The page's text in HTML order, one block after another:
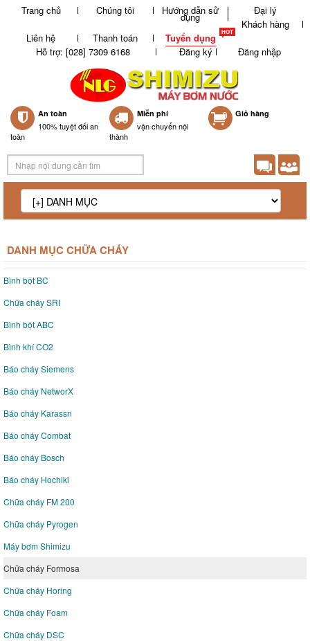
Trang chủ Chúng tôi Hướng dẫn sử
dụng
Đại lý
Khách hàng
Liên hệ
Thanh toán
Tuyển dụng
Đăng nhập
Đăng ký
Hỗ trợ: [028] 7309 6168
An toàn
100% tuyệt đối an
toàn
Miễn phí
vận chuyển nội
thành
0 Giỏ hàng
DANH MỤC CHỮA CHÁY
Bình bột BC
Chữa cháy SRI
Bình bột ABC
Bình khí CO2
Báo cháy Siemens
Báo cháy NetworX
Báo cháy Karassn
Báo cháy Combat
Báo cháy Bosch
Báo cháy Hochiki
Chữa cháy FM 200
Chữa cháy Pyrogen
Máy bơm Shimizu
Chữa cháy Formosa
Chữa cháy Horing
Chữa cháy Foam
Chữa cháy DSC